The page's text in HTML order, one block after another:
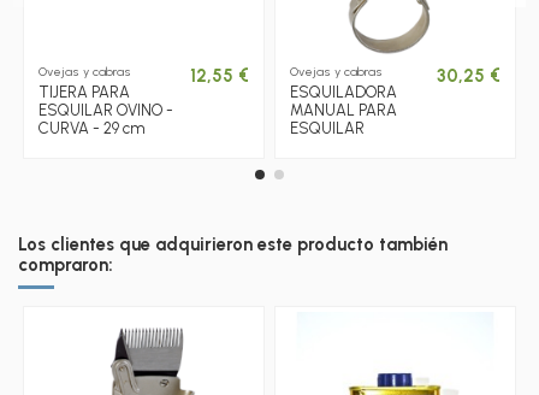
Ovejas y cabras
TIJERA PARA
ESQUILAR OVINO -
CURVA - 29 cm
12,55 € Ovejas y cabras
ESQUILADORA
MANUAL PARA
ESQUILAR
30,25 €
Los clientes que adquirieron este producto también
compraron: